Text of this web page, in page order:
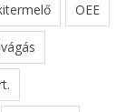
OEE